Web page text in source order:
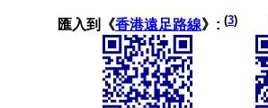
匯入到《香港遠足路線》: (3)